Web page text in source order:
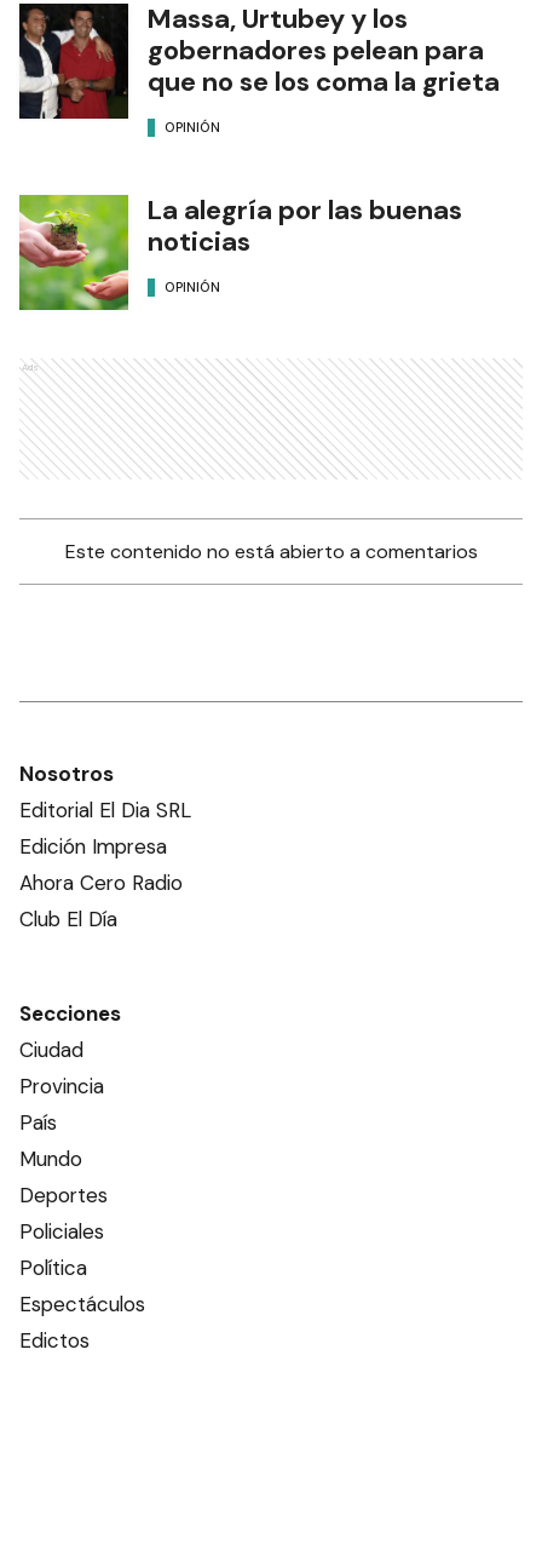
Massa, Urtubey y los
gobernadores pelean para
que no se los coma la grieta
OPINIÓN
La alegría por las buenas
noticias
OPINIÓN
Ads
Este contenido no está abierto a comentarios
Nosotros
Editorial El Dia SRL
Edición Impresa
Ahora Cero Radio
Club El Día
Secciones
Ciudad
Provincia
País
Mundo
Deportes
Policiales
Política
Espectáculos
Edictos